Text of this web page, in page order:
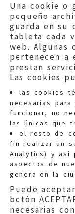
Una cookie o
pequeño
guarda en su
tableta cada
web. Algunas
pertenecen a
prestan
Las cookies
las cookies
necesarias
funcionar, no
las únicas que
el resto de
fin realizar un
Analytics) y así
aspectos de
genera en la
Puede
botón
necesarias
Quejas: